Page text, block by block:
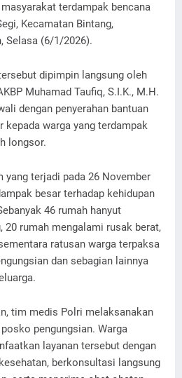
terdampak bencana
Kecamatan Bintang,
Selasa (6/1/2026).
dipimpin langsung oleh
Muhamad Taufiq, S.I.K., M.H.
dengan penyerahan bantuan
kepada warga yang terdampak
longsor.
yang terjadi pada 26 November
besar terhadap kehidupan
46 rumah hanyut
20 rumah mengalami rusak berat,
ratusan warga terpaksa
dan sebagian lainnya
tim medis Polri melaksanakan
pengungsian. Warga
layanan tersebut dengan
berkonsultasi langsung